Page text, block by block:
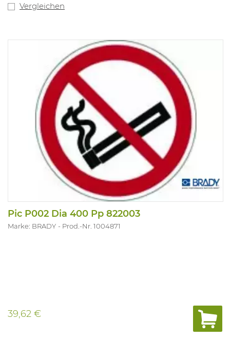
Vergleichen
Pic P002 Dia 400 Pp 822003
Marke: BRADY Prod.-Nr. 1004871
39,62 €